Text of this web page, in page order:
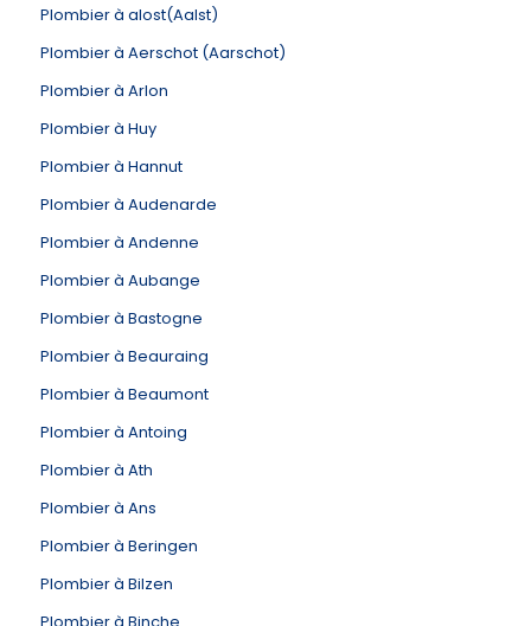
Plombier à alost(Aalst)
Plombier à Aerschot (Aarschot)
Plombier à Arlon
Plombier à Huy
Plombier à Hannut
Plombier à Audenarde
Plombier à Andenne
Plombier à Aubange
Plombier à Bastogne
Plombier à Beauraing
Plombier à Beaumont
Plombier à Antoing
Plombier à Ath
Plombier à Ans
Plombier à Beringen
Plombier à Bilzen